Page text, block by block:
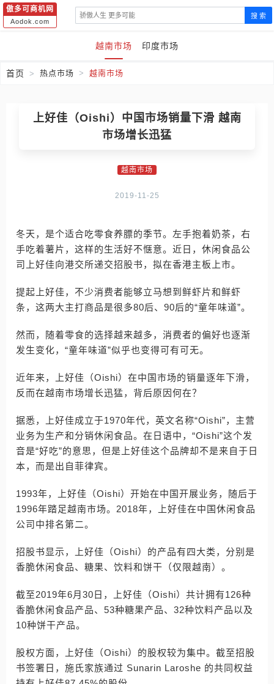
傲多可商机网
Aodok.com
搜 索
越南市场 印度市场
首页 热点市场 越南市场
上好佳（Oishi）中国市场销量下滑 越南
市场增长迅猛
越南市场
2019-11-25
冬天，是个适合吃零食养膘的季节。左手抱着奶茶，右
手吃着薯片，这样的生活好不惬意。近日，休闲食品公
司上好佳向港交所递交招股书，拟在香港主板上市。
提起上好佳，不少消费者能够立马想到鲜虾片和鲜虾
条，这两大主打商品是很多80后、90后的“童年味道”。
然而，随着零食的选择越来越多，消费者的偏好也逐渐
发生变化，“童年味道”似乎也变得可有可无。
近年来，上好佳（Oishi）在中国市场的销量逐年下滑，
反而在越南市场增长迅猛，背后原因何在？
据悉，上好佳成立于1970年代，英文名称“Oishi”，主营
业务为生产和分销休闲食品。在日语中，“Oishi”这个发
音是“好吃”的意思，但是上好佳这个品牌却不是来自于日
本，而是出自菲律宾。
1993年，上好佳（Oishi）开始在中国开展业务，随后于
1996年踏足越南市场。2018年，上好佳在中国休闲食品
公司中排名第二。
招股书显示，上好佳（Oishi）的产品有四大类，分别是
香脆休闲食品、糖果、饮料和饼干（仅限越南）。
截至2019年6月30日，上好佳（Oishi）共计拥有126种
香脆休闲食品产品、53种糖果产品、32种饮料产品以及
10种饼干产品。
股权方面，上好佳（Oishi）的股权较为集中。截至招股
书签署日，施氏家族通过 Sunarin Laroshe 的共同权益